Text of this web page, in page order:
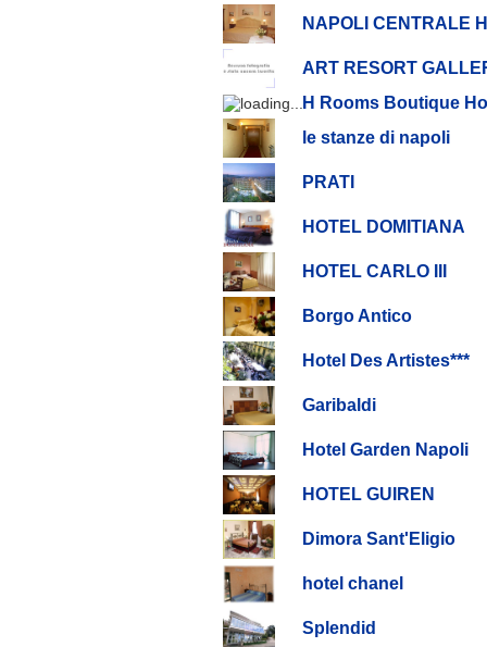
NAPOLI CENTRALE
ART RESORT
H Rooms Boutique
le stanze di napoli
PRATI
HOTEL DOMITIANA
HOTEL CARLO III
Borgo Antico
Hotel Des Artistes***
Garibaldi
Hotel Garden Napoli
HOTEL GUIREN
Dimora Sant'Eligio
hotel chanel
Splendid